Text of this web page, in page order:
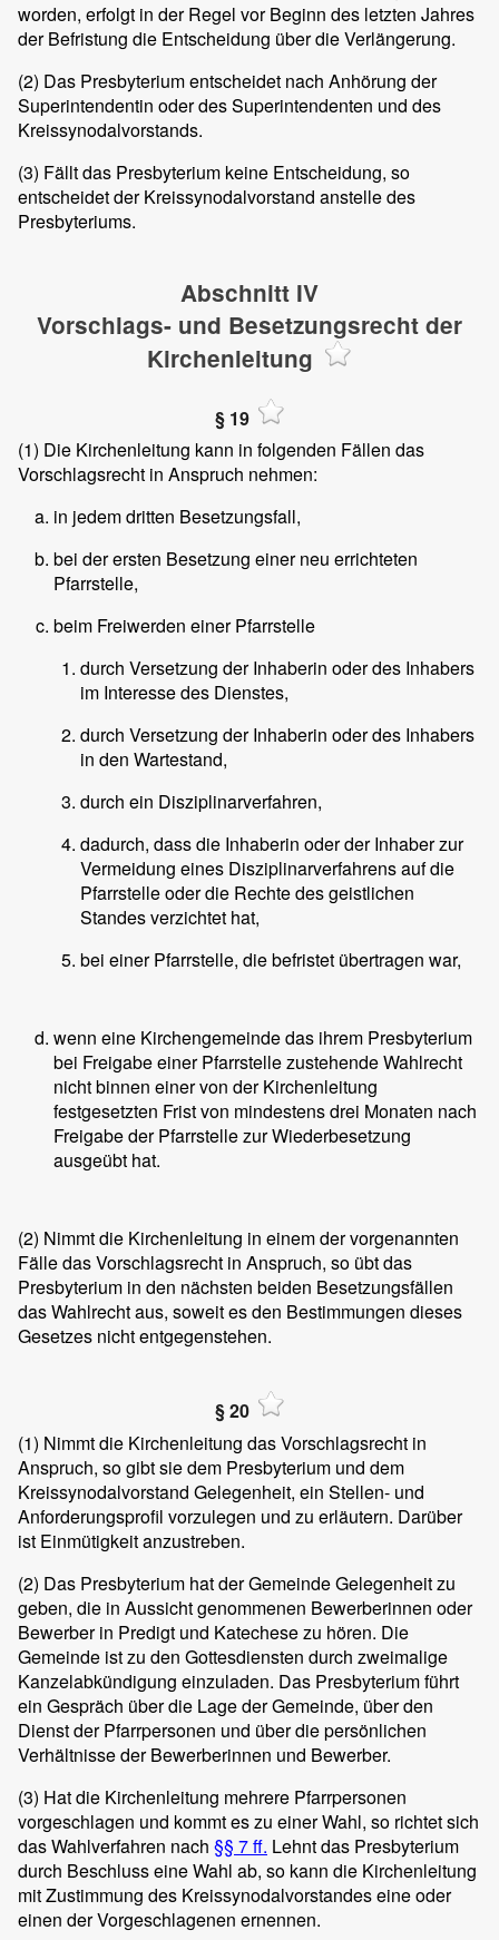
worden, erfolgt in der Regel vor Beginn des letzten Jahres
der Befristung die Entscheidung über die Verlängerung.
(2) Das Presbyterium entscheidet nach Anhörung der
Superintendentin oder des Superintendenten und des
Kreissynodalvorstands.
(3) Fällt das Presbyterium keine Entscheidung, so
entscheidet der Kreissynodalvorstand anstelle des
Presbyteriums.
Abschnitt IV
Vorschlags- und Besetzungsrecht der
Kirchenleitung
§ 19
(1) Die Kirchenleitung kann in folgenden Fällen das
Vorschlagsrecht in Anspruch nehmen:
in jedem dritten Besetzungsfall,
bei der ersten Besetzung einer neu errichteten
Pfarrstelle,
beim Freiwerden einer Pfarrstelle
durch Versetzung der Inhaberin oder des Inhabers
im Interesse des Dienstes,
durch Versetzung der Inhaberin oder des Inhabers
in den Wartestand,
durch ein Disziplinarverfahren,
dadurch, dass die Inhaberin oder der Inhaber zur
Vermeidung eines Disziplinarverfahrens auf die
Pfarrstelle oder die Rechte des geistlichen
Standes verzichtet hat,
bei einer Pfarrstelle, die befristet übertragen war,
wenn eine Kirchengemeinde das ihrem Presbyterium
bei Freigabe einer Pfarrstelle zustehende Wahlrecht
nicht binnen einer von der Kirchenleitung
festgesetzten Frist von mindestens drei Monaten nach
Freigabe der Pfarrstelle zur Wiederbesetzung
ausgeübt hat.
(2) Nimmt die Kirchenleitung in einem der vorgenannten
Fälle das Vorschlagsrecht in Anspruch, so übt das
Presbyterium in den nächsten beiden Besetzungsfällen
das Wahlrecht aus, soweit es den Bestimmungen dieses
Gesetzes nicht entgegenstehen.
§ 20
(1) Nimmt die Kirchenleitung das Vorschlagsrecht in
Anspruch, so gibt sie dem Presbyterium und dem
Kreissynodalvorstand Gelegenheit, ein Stellen- und
Anforderungsprofil vorzulegen und zu erläutern. Darüber
ist Einmütigkeit anzustreben.
(2) Das Presbyterium hat der Gemeinde Gelegenheit zu
geben, die in Aussicht genommenen Bewerberinnen oder
Bewerber in Predigt und Katechese zu hören. Die
Gemeinde ist zu den Gottesdiensten durch zweimalige
Kanzelabkündigung einzuladen. Das Presbyterium führt
ein Gespräch über die Lage der Gemeinde, über den
Dienst der Pfarrpersonen und über die persönlichen
Verhältnisse der Bewerberinnen und Bewerber.
(3) Hat die Kirchenleitung mehrere Pfarrpersonen
vorgeschlagen und kommt es zu einer Wahl, so richtet sich
das Wahlverfahren nach §§ 7 ff. Lehnt das Presbyterium
durch Beschluss eine Wahl ab, so kann die Kirchenleitung
mit Zustimmung des Kreissynodalvorstandes eine oder
einen der Vorgeschlagenen ernennen.